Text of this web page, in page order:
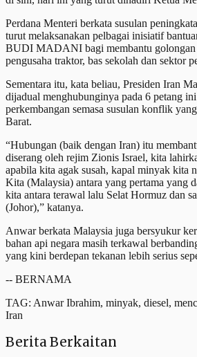
Perdana Menteri berkata susulan
turut melaksanakan pelbagai inisiatif
BUDI MADANI bagi membantu golongan
pengusaha traktor, bas sekolah dan sektor
Sementara itu, kata beliau, Presiden Iran
dijadual menghubunginya pada 6 petang
perkembangan semasa susulan konflik
Barat.
“Hubungan (baik dengan Iran) itu
diserang oleh rejim Zionis Israel, kita
apabila kita agak susah, kapal minyak kita
Kita (Malaysia) antara yang pertama yang
kita antara terawal lalu Selat Hormuz dan
(Johor),” katanya.
Anwar berkata Malaysia juga bersyukur
bahan api negara masih terkawal
yang kini berdepan tekanan lebih serius
-- BERNAMA
TAG: Anwar Ibrahim, minyak, diesel,
Iran
Berita Berkaitan